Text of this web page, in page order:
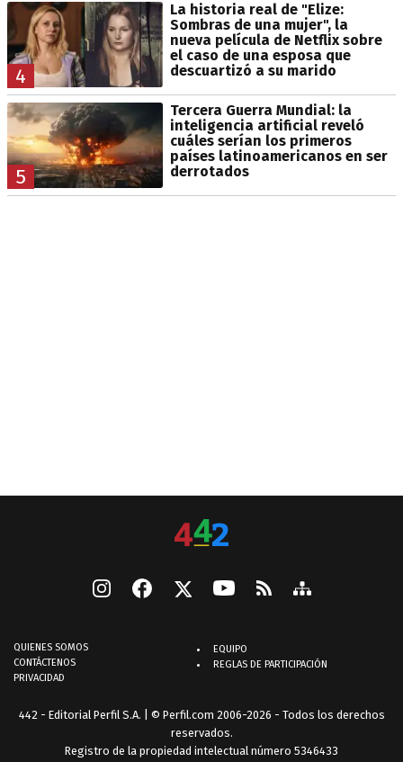
4
La historia real de "Elize:
Sombras de una mujer", la
nueva película de Netflix sobre
el caso de una esposa que
descuartizó a su marido
5
Tercera Guerra Mundial: la
inteligencia artificial reveló
cuáles serían los primeros
países latinoamericanos en ser
derrotados
QUIENES SOMOS
CONTÁCTENOS
PRIVACIDAD
EQUIPO
REGLAS DE PARTICIPACIÓN
442 - Editorial Perfil S.A. | © Perfil.com 2006-2026 - Todos los derechos
reservados.
Registro de la propiedad intelectual número 5346433